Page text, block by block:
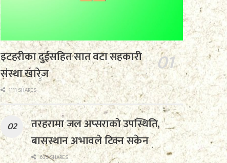
इटहरीका दुईसहित सात वटा सहकारी
संस्था खारेज
1111 SHARES
तरहरामा जल अप्सराको उपस्थिति,
बासस्थान अभावले टिक्न सकेन
633 SHARES